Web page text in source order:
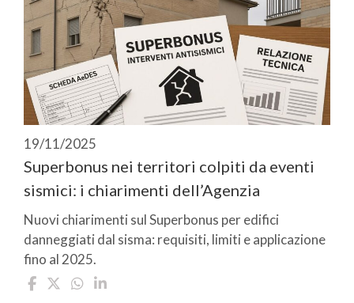
19/11/2025
Superbonus nei territori colpiti da eventi
sismici: i chiarimenti dell’Agenzia
Nuovi chiarimenti sul Superbonus per edifici
danneggiati dal sisma: requisiti, limiti e applicazione
fino al 2025.